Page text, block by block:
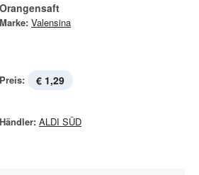
Orangensaft
Marke: Valensina
Preis: € 1,29
Händler: ALDI SÜD